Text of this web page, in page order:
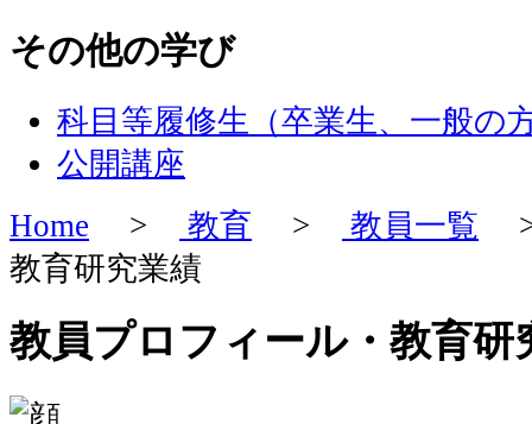
その他の学び
科目等履修生（卒業生、一般の
公開講座
Home > 教育 > 教員一覧 >
教育研究業績
教員プロフィール・教育研